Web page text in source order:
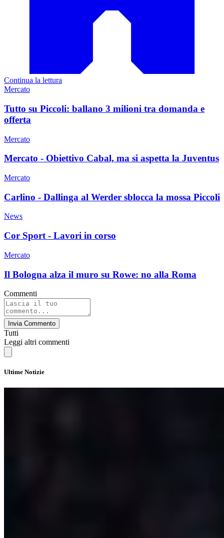
Continua la lettura
Mercato
Tutto su Piccoli: ballano 3 milioni tra domanda e
offerta
Mercato
Mercato - Obiettivo Cabal, ma si aspetta la Juventus
Mercato
Carlino - Dallinga al Werder sblocca la mossa Piccoli
News
Cor Sport - Lavori in corso
Mercato
Il Bologna alza il muro su Rowe: no alla Roma
Commenti
Invia Commento
Tutti
Leggi altri commenti
Ultime Notizie